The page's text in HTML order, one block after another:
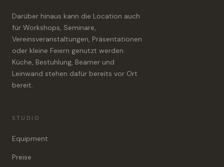
Darüber hinaus kann die Location auch
für Workshops, Seminare,
Vereinsveranstaltungen, Präsentationen
oder kleine Feiern genutzt werden.
Küche, Bestuhlung, Beamer und
Leinwand stehen dafür bereits vor Ort
bereit.
STUDIO
Equipment
Preise